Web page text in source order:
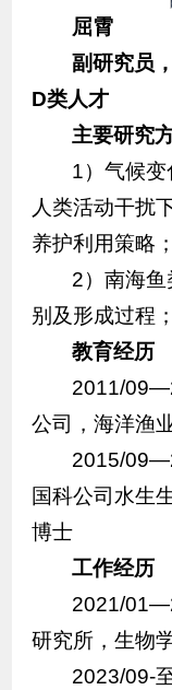
屈霄
副研究员
D类人才
主要研究
1）气候
人类活动干扰
养护利用策略；
2）南海
别及形成过程；
教育经历
2011/
公司，海洋渔
2015/
国科公司水生
博士
工作经历
2021/
研究所，生物
2023/09-